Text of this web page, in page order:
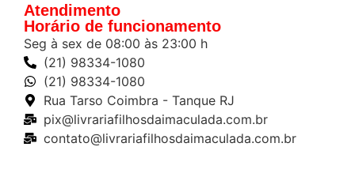
Atendimento
Horário de funcionamento
Seg à sex de 08:00 às 23:00 h
(21) 98334-1080
(21) 98334-1080
Rua Tarso Coimbra - Tanque RJ
pix@livrariafilhosdaimaculada.com.br
contato@livrariafilhosdaimaculada.com.br